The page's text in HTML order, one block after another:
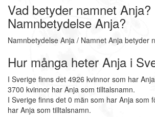
Vad betyder namnet Anja?
Namnbetydelse Anja?
Namnbetydelse Anja / Namnet Anja betyder
Hur många heter Anja i
I Sverige finns det 4926 kvinnor som har
3700 kvinnor har Anja som tilltalsnamn.
I Sverige finns det 0 män som har Anja som
har Anja som tilltalsnamn.